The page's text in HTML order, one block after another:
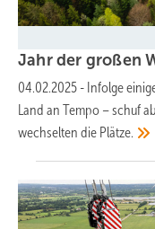
Jahr der großen
04.02.2025 - Infolge
Land an Tempo – schuf
wechselten die Plätze.